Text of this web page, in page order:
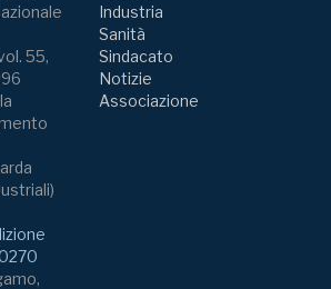
55,
Industria
Sanità
Sindacato
Notizie
Associazione